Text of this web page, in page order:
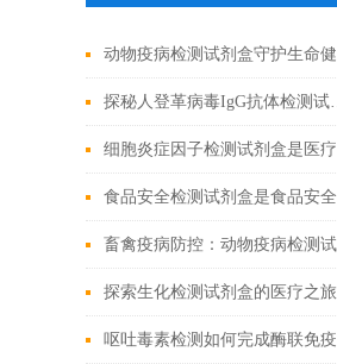
动物疫病检测试剂盒守护生命
探秘人登革病
探索生化检测试剂盒的医疗之旅